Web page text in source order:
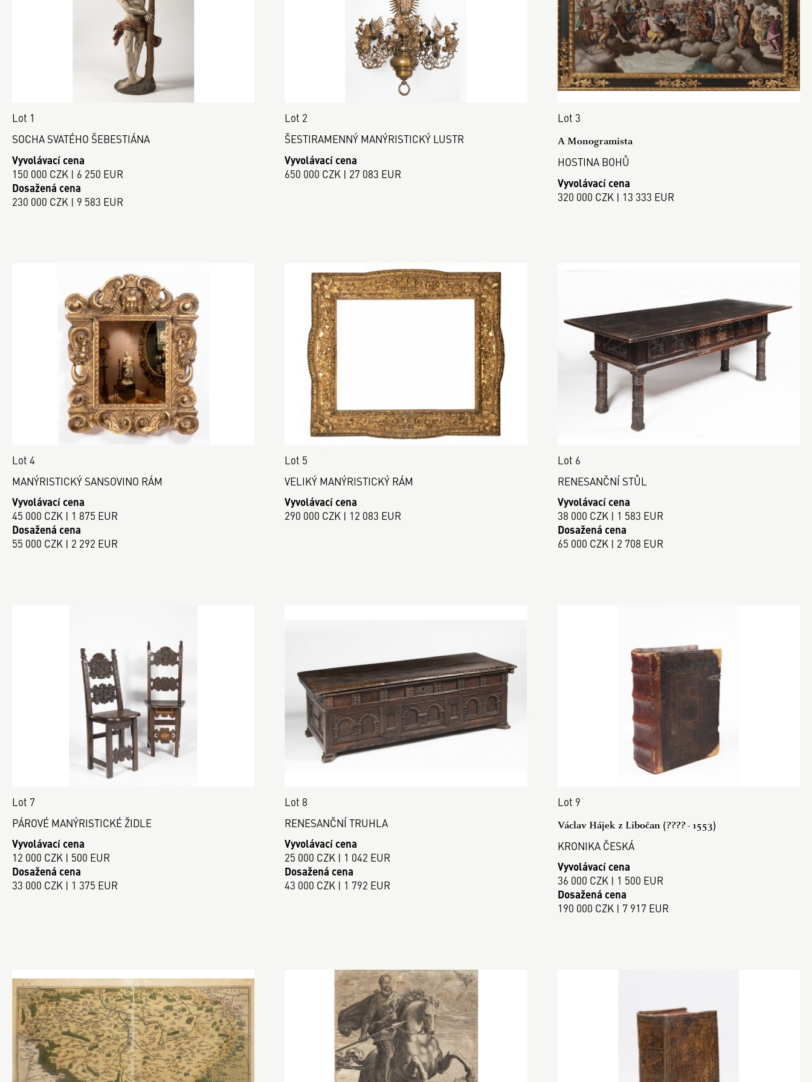
Lot 1
SOCHA SVATÉHO ŠEBESTIÁNA
Vyvolávací cena
150 000 CZK | 6 250 EUR
Dosažená cena
230 000 CZK | 9 583 EUR
Lot 2
ŠESTIRAMENNÝ MANÝRISTICKÝ LUSTR
Vyvolávací cena
650 000 CZK | 27 083 EUR
Lot 3
A Monogramista
HOSTINA BOHŮ
Vyvolávací cena
320 000 CZK | 13 333 EUR
Lot 4
MANÝRISTICKÝ SANSOVINO RÁM
Vyvolávací cena
45 000 CZK | 1 875 EUR
Dosažená cena
55 000 CZK | 2 292 EUR
Lot 5
VELIKÝ MANÝRISTICKÝ RÁM
Vyvolávací cena
290 000 CZK | 12 083 EUR
Lot 6
RENESANČNÍ STŮL
Vyvolávací cena
38 000 CZK | 1 583 EUR
Dosažená cena
65 000 CZK | 2 708 EUR
Lot 7
PÁROVÉ MANÝRISTICKÉ ŽIDLE
Vyvolávací cena
12 000 CZK | 500 EUR
Dosažená cena
33 000 CZK | 1 375 EUR
Lot 8
RENESANČNÍ TRUHLA
Vyvolávací cena
25 000 CZK | 1 042 EUR
Dosažená cena
43 000 CZK | 1 792 EUR
Lot 9
Václav Hájek z Libočan (???? - 1553)
KRONIKA ČESKÁ
Vyvolávací cena
36 000 CZK | 1 500 EUR
Dosažená cena
190 000 CZK | 7 917 EUR